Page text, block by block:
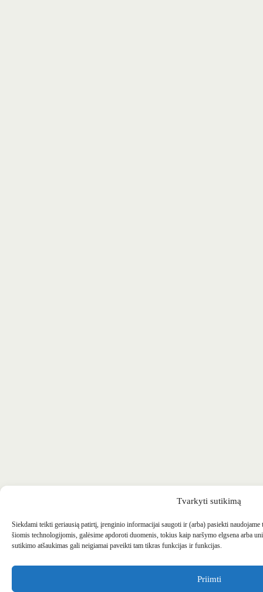
Tvarkyti sutikimą
Siekdami teikti geriausią patirtį, įrenginio informacijai saugoti ir (arba) pasiekti
šiomis technologijomis, galėsime apdoroti duomenis, tokius kaip naršymo elgsena arba
sutikimo atšaukimas gali neigiamai paveikti tam tikras funkcijas ir funkcijas.
Priimti